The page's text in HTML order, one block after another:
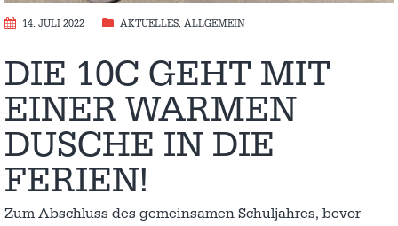
14. JULI 2022 AKTUELLES, ALLGEMEIN
DIE 10C GEHT MIT
EINER WARMEN
DUSCHE IN DIE
FERIEN!
Zum Abschluss des gemeinsamen Schuljahres, bevor